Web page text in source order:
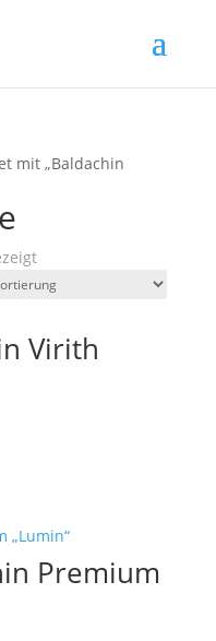
mit „Baldachin
Virith
Premium